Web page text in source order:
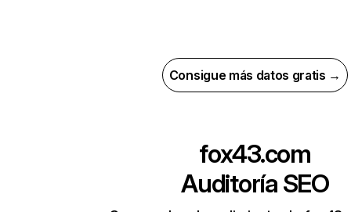
Consigue más datos gratis →
fox43.com
Auditoría SEO